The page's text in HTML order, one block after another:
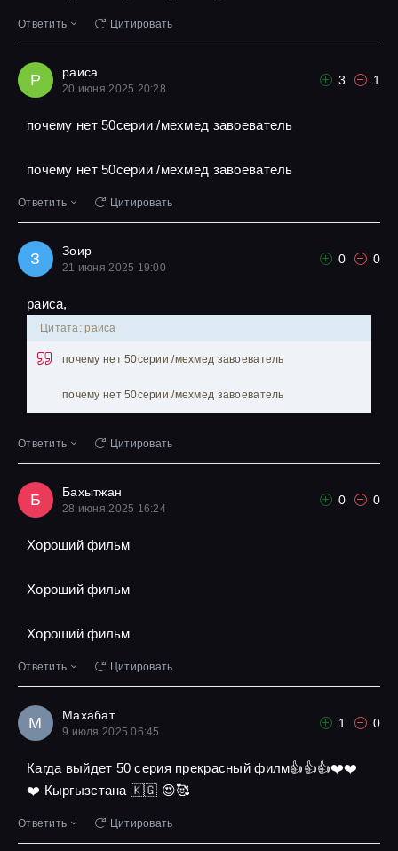
Ответить Цитировать
Р раиса
20 июня 2025 20:28
3 1
почему нет 50серии /мехмед завоеватель
почему нет 50серии /мехмед завоеватель
Ответить Цитировать
З Зоир
21 июня 2025 19:00
0 0
раиса,
Цитата: раиса
почему нет 50серии /мехмед завоеватель
почему нет 50серии /мехмед завоеватель
Ответить Цитировать
Б Бахытжан
28 июня 2025 16:24
0 0
Хороший фильм
Хороший фильм
Хороший фильм
Ответить Цитировать
М Махабат
9 июля 2025 06:45
1 0
Кагда выйдет 50 серия прекрасный филм👍👍👍❤️❤️
❤️ Кыргызстана 🇰🇬 😍🥰
Ответить Цитировать